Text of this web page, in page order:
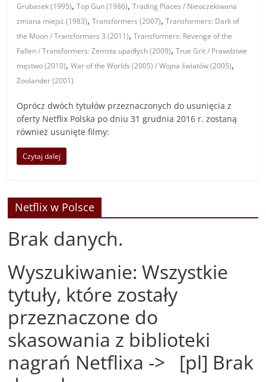
Grubasek (1995),Top Gun (1986),Trading Places / Nieoczekiwana
zmiana miejsc (1983),Transformers (2007),Transformers: Dark of
the Moon / Transformers 3 (2011),Transformers: Revenge of the
Fallen / Transformers: Zemsta upadłych (2009),True Grit / Prawdziwe
męstwo (2010),War of the Worlds (2005) / Wojna światów (2005),
Zoolander (2001)
Oprócz dwóch tytułów przeznaczonych do usunięcia z
oferty Netflix Polska po dniu 31 grudnia 2016 r. zostaną
również usunięte filmy:
Czytaj dalej
Netflix w Polsce
Brak danych.
Wyszukiwanie: Wszystkie
tytuły, które zostały
przeznaczone do
skasowania z biblioteki
nagrań Netflixa -> [pl] Brak